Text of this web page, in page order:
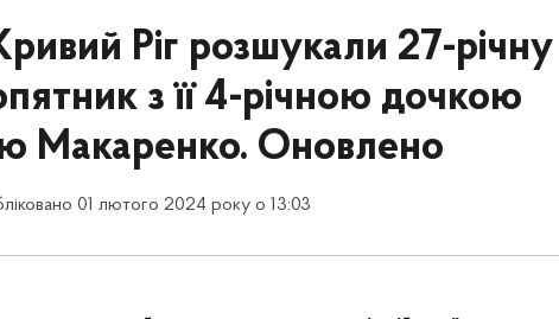
Ріг розшукали 27-річну
з її 4-річною дочкою
Макаренко. Оновлено
01 лютого 2024 року о 13:03